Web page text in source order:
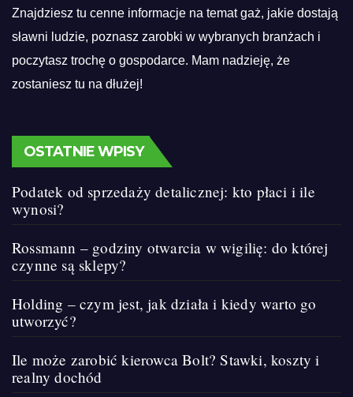
Znajdziesz tu cenne informacje na temat gaż, jakie dostają
sławni ludzie, poznasz zarobki w wybranych branżach i
poczytasz trochę o gospodarce. Mam nadzieję, że
zostaniesz tu na dłużej!
OSTATNIE WPISY
Podatek od sprzedaży detalicznej: kto płaci i ile
wynosi?
Rossmann – godziny otwarcia w wigilię: do której
czynne są sklepy?
Holding – czym jest, jak działa i kiedy warto go
utworzyć?
Ile może zarobić kierowca Bolt? Stawki, koszty i
realny dochód